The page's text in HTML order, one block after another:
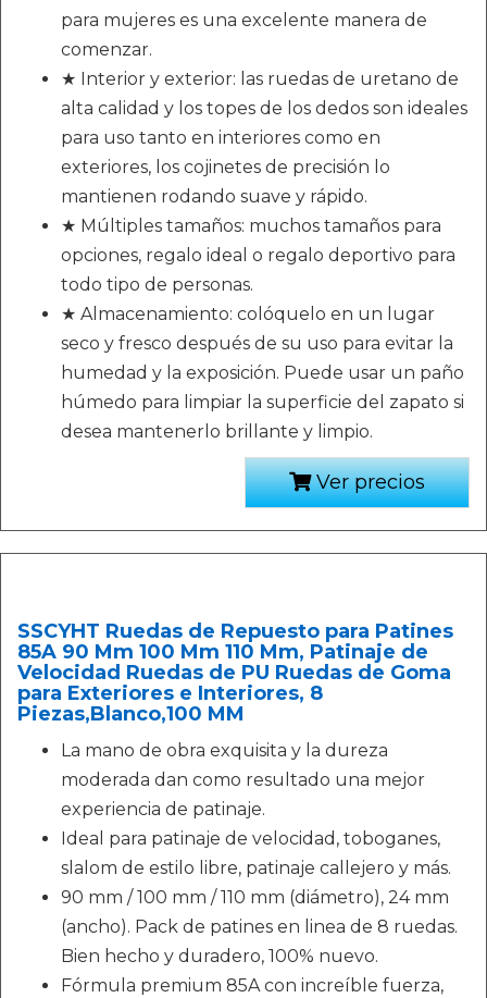
para mujeres es una excelente manera de
comenzar.
★ Interior y exterior: las ruedas de uretano de
alta calidad y los topes de los dedos son ideales
para uso tanto en interiores como en
exteriores, los cojinetes de precisión lo
mantienen rodando suave y rápido.
★ Múltiples tamaños: muchos tamaños para
opciones, regalo ideal o regalo deportivo para
todo tipo de personas.
★ Almacenamiento: colóquelo en un lugar
seco y fresco después de su uso para evitar la
humedad y la exposición. Puede usar un paño
húmedo para limpiar la superficie del zapato si
desea mantenerlo brillante y limpio.
Ver precios
SSCYHT Ruedas de Repuesto para Patines
85A 90 Mm 100 Mm 110 Mm, Patinaje de
Velocidad Ruedas de PU Ruedas de Goma
para Exteriores e Interiores, 8
Piezas,Blanco,100 MM
La mano de obra exquisita y la dureza
moderada dan como resultado una mejor
experiencia de patinaje.
Ideal para patinaje de velocidad, toboganes,
slalom de estilo libre, patinaje callejero y más.
90 mm / 100 mm / 110 mm (diámetro), 24 mm
(ancho). Pack de patines en linea de 8 ruedas.
Bien hecho y duradero, 100% nuevo.
Fórmula premium 85A con increíble fuerza,